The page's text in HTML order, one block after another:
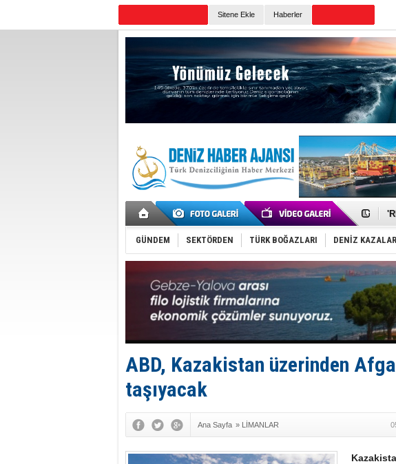
Sitene Ekle Haberler
GÜNDEM SEKTÖRDEN TÜRK BOĞAZLARI DENİZ
ABD, Kazakistan üzerinden
taşıyacak
Ana Sayfa » LİMANLAR